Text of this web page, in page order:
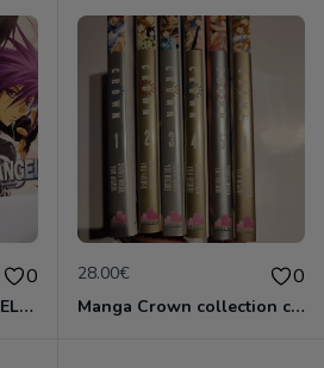
0
2 coffrets DVD DN ANGEL complet
28.00€ 0
Manga Crown collection complète 6 vol